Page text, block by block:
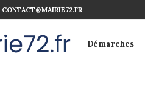
CONTACT@MAIRIE72.FR
Démarches